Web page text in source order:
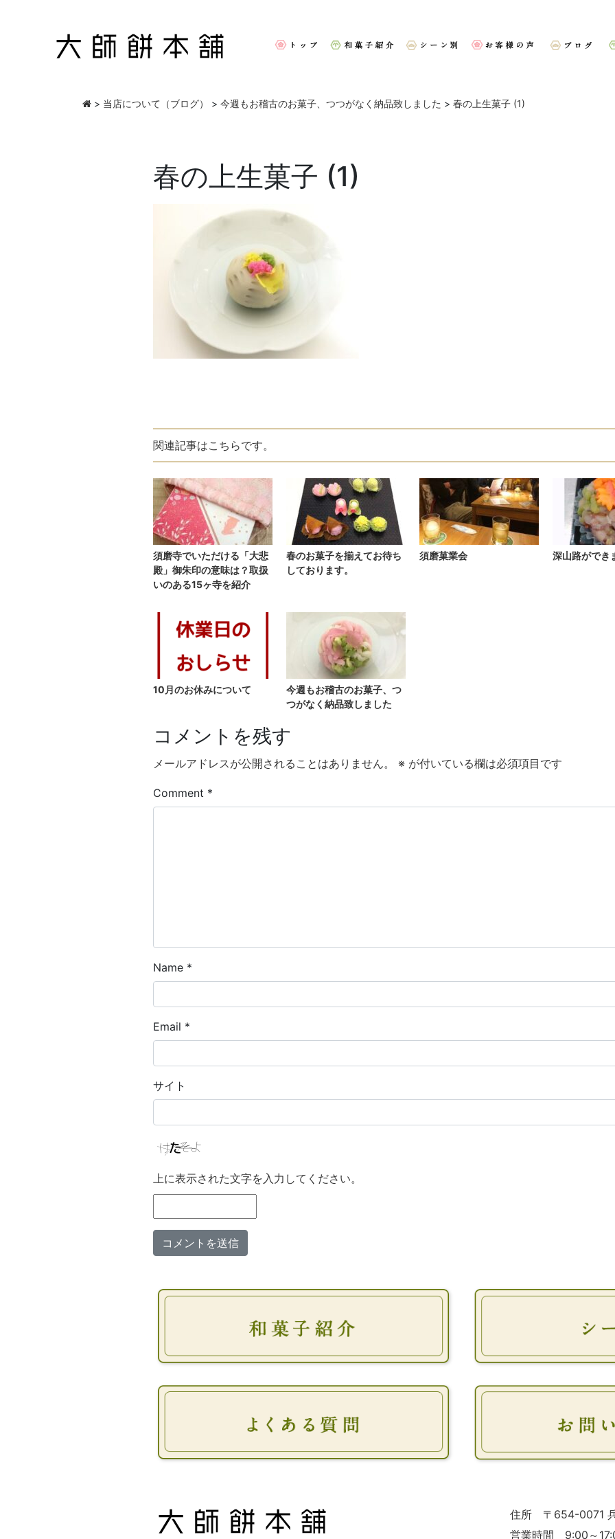
> 当店について（ブログ） > 今週もお稽古のお菓子、つつがなく納品致しました > 春の上生菓子 (1)
春の上生菓子 (1)
関連記事はこちらです。
須磨寺でいただける「大悲
殿」御朱印の意味は？取扱
いのある15ヶ寺を紹介
春のお菓子を揃えてお待ち
しております。
須磨菓業会 深山路ができ
10月のお休みについて
今週もお稽古のお菓子、つ
つがなく納品致しました
コメントを残す
メールアドレスが公開されることはありません。 ※ が付いている欄は必須項目です
Comment *
Name *
Email *
サイト
上に表示された文字を入力してください。
住所 〒654-0071
営業時間 9:00～